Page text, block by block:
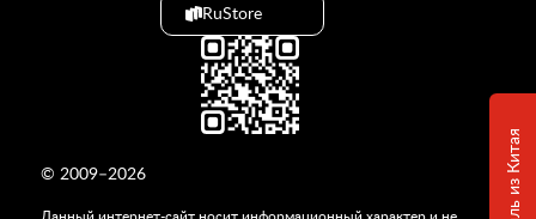
© 2009–2026
RuStore